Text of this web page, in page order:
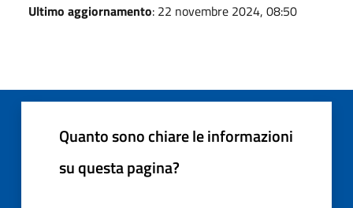
Ultimo aggiornamento: 22 novembre 2024, 08:50
Quanto sono chiare le informazioni
su questa pagina?